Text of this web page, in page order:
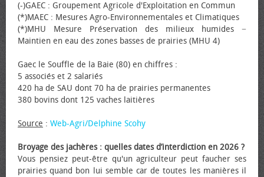
(-)GAEC : Groupement Agricole d'Exploitation en Commun
(*)MAEC : Mesures Agro-Environnementales et Climatiques
(*)MHU Mesure Préservation des milieux humides −
Maintien en eau des zones basses de prairies (MHU 4)
Gaec le Souffle de la Baie (80) en chiffres :
5 associés et 2 salariés
420 ha de SAU dont 70 ha de prairies permanentes
380 bovins dont 125 vaches laitières
Source : Web-Agri/Delphine Scohy
Broyage des jachères : quelles dates d’interdiction en 2026 ?
Vous pensiez peut-être qu'un agriculteur peut faucher ses
prairies quand bon lui semble car de toutes les manières il